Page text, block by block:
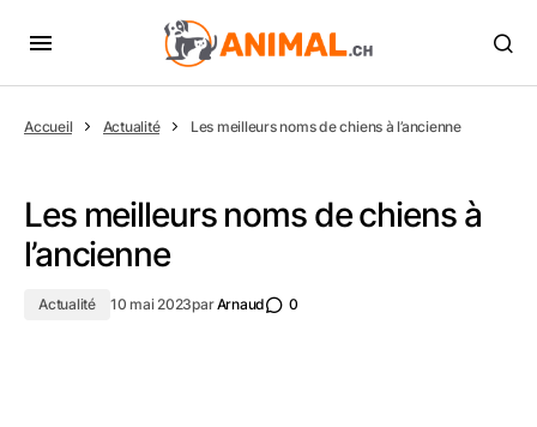
Accueil Actualité Les meilleurs noms de chiens à l’ancienne
Les meilleurs noms de chiens à
l’ancienne
Actualité 10 mai 2023parArnaud 0